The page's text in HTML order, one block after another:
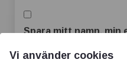
Spara mitt namn, min
Vi använder cookies